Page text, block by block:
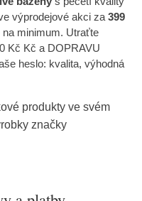
výprodejové akci za 399
na minimum. Utraťte
Kč Kč a DOPRAVU
heslo: kvalita, výhodná
produkty ve svém
značky